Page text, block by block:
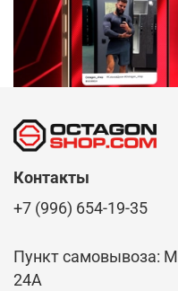
Контакты
+7 (996) 654-19-35
Пункт самовывоза:
24А